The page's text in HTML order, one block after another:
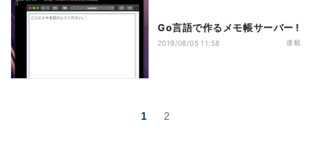
Go言語で作るメモ帳サーバー !
2019/08/05 11:58 連載
1 2